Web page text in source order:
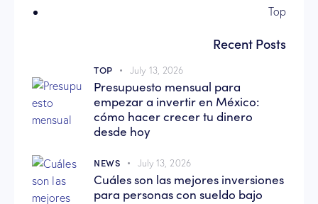
Top
Recent Posts
TOP July 13, 2026
Presupuesto mensual para
empezar a invertir en México:
cómo hacer crecer tu dinero
desde hoy
NEWS July 13, 2026
Cuáles son las mejores inversiones
para personas con sueldo bajo